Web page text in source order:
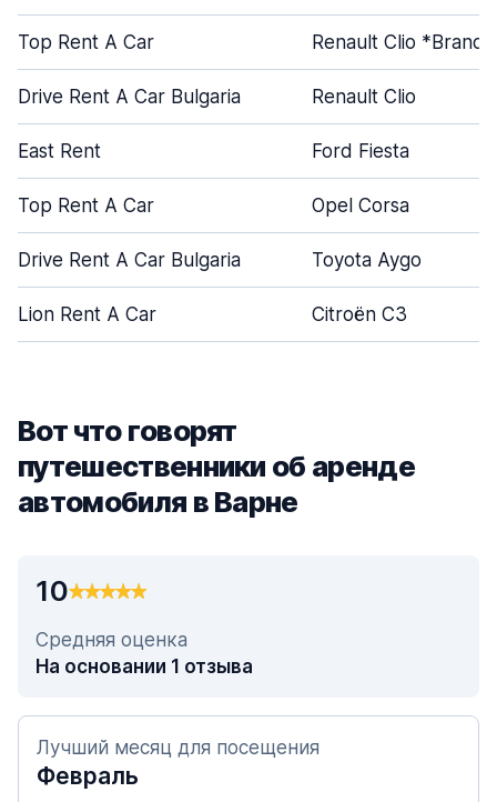
Top Rent A Car Renault Clio
Drive Rent A Car Bulgaria Renault Clio
East Rent Ford Fiesta
Top Rent A Car Opel Corsa
Drive Rent A Car Bulgaria Toyota Aygo
Lion Rent A Car Citroën C3
Вот что говорят
путешественники об аренде
автомобиля в Варне
10
Средняя оценка
На основании 1 отзыва
Лучший месяц для посещения
Февраль